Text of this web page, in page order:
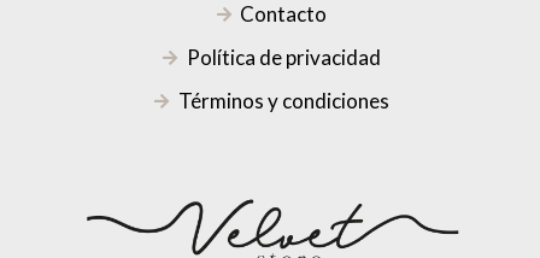
Contacto
Política de privacidad
Términos y condiciones